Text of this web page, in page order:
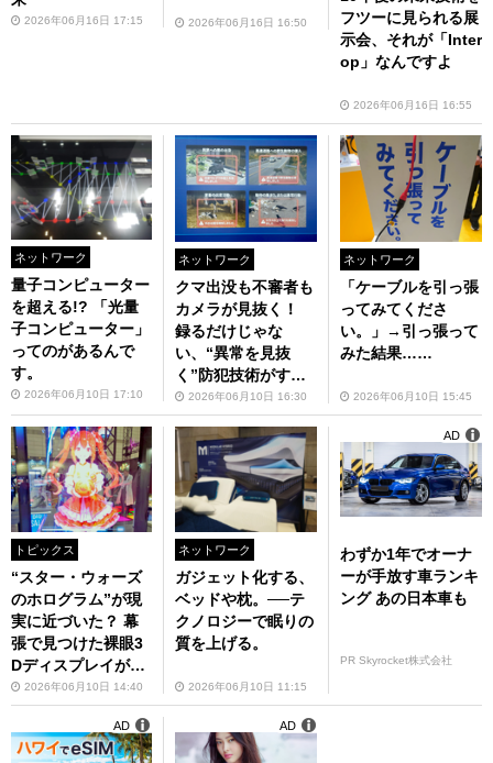
2026年06月16日 17:15 2026年06月16日 16:50
フツーに見られる展
示会、それが「Inter
op」なんですよ
2026年06月16日 16:55
ネットワーク
量子コンピューター
を超える!? 「光量
子コンピューター」
ってのがあるんで
す。
2026年06月10日 17:10
ネットワーク
クマ出没も不審者も
カメラが見抜く！
録るだけじゃな
い、“異常を見抜
く”防犯技術がすご
い2026年06月10日 16:30
ネットワーク
「ケーブルを引っ張
ってみてくださ
い。」→引っ張って
みた結果……
2026年06月10日 15:45
トピックス
“スター・ウォーズ
のホログラム”が現
実に近づいた？ 幕
張で見つけた裸眼3
Dディスプレイが未
来すぎる
2026年06月10日 14:40
ネットワーク
ガジェット化する、
ベッドや枕。──テ
クノロジーで眠りの
質を上げる。
2026年06月10日 11:15
わずか1年でオーナ
ーが手放す車ランキ
ング あの日本車も
PR Skyrocket株式会社
AD
AD AD